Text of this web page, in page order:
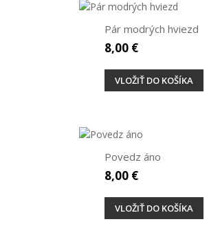
Pár modrých hviezd
8,00 €
VLOŽIŤ DO KOŠÍKA
Povedz áno
8,00 €
VLOŽIŤ DO KOŠÍKA